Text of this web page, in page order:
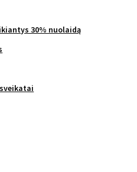
30% nuolaidą